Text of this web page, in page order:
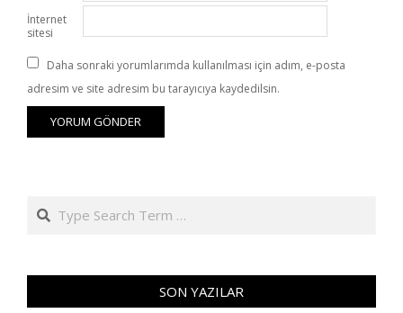
İnternet
sitesi
Daha sonraki yorumlarımda kullanılması için adım, e-posta
adresim ve site adresim bu tarayıcıya kaydedilsin.
Search
SON YAZILAR